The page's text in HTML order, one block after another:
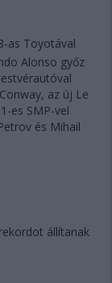
as Toyotával
Alonso győz
az új Le
es SMP-vel
és Mihail
állítanak